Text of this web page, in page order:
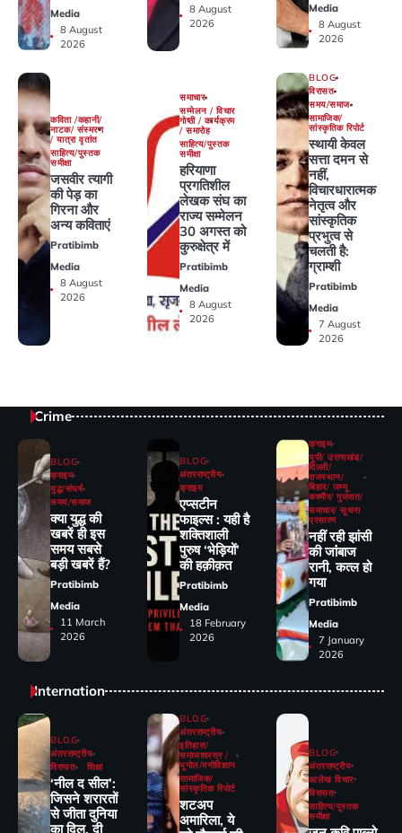
Media
8 August
2026
8 August
2026
Media
8 August
2026
कविता /कहानी/
नाटक/ संस्मरण
/ यात्रा वृतांत
साहित्य/पुस्तक
समीक्षा
जसवीर त्यागी
की पेड़ का
गिरना और
अन्य कविताएं
Pratibimb
Media
8 August
2026
समाचार
सम्मेलन / विचार
गोष्ठी / कार्यक्रम
/ समारोह
साहित्य/पुस्तक
समीक्षा
हरियाणा
प्रगतिशील
लेखक संघ का
राज्य सम्मेलन
30 अगस्त को
कुरुक्षेत्र में
Pratibimb
Media
8 August
2026
BLOG
विरासत
समय/समाज
सामाजिक/
सांस्कृतिक रिपोर्ट
स्थायी केवल
सत्ता दमन से
नहीं,
विचारधारात्मक
नेतृत्व और
सांस्कृतिक
प्रभुत्व से
चलती है:
ग्राम्शी
Pratibimb
Media
7 August
2026
Crime
BLOG
क्राइम
युद्ध/संघर्ष
समय/समाज
क्या युद्ध की
खबरें ही इस
समय सबसे
बड़ी खबरें हैं?
Pratibimb
Media
11 March
2026
BLOG
अंतरराष्ट्रीय
क्राइम
एप्सटीन
फाइल्स : यही है
शक्तिशाली
पुरुष ‘भेड़ियों’
की हक़ीक़त
Pratibimb
Media
18 February
2026
क्राइम
यूपी/ उत्तराखंड/
दिल्ली/
राजस्थान/
बिहार/ जम्मू
कश्मीर/ गुजरात/
समाचार/ सूचना
प्रसारण
नहीं रही झांसी
की जांंबाज
रानी, कत्‍ल हो
गया
Pratibimb
Media
7 January
2026
Internation
BLOG
अंतरराष्ट्रीय
विरासत
शिक्षा
‘नील द सील’:
जिसने शरारतों
से जीता दुनिया
का दिल, दी
BLOG
अंतरराष्ट्रीय
इतिहास/
समाजशास्त्र /
भूगोल/मनोविज्ञान
सामाजिक/
सांस्कृतिक रिपोर्ट
शटअप
अमारिला, ये
BLOG
अंतरराष्ट्रीय
आलेख विचार
विरासत
साहित्य/पुस्तक
समीक्षा